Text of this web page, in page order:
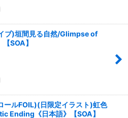
ブ)垣間見る自然/Glimpse of
SOA】
ールFOIL)(日限定イラスト)虹色
Ending《日本語》【SOA】